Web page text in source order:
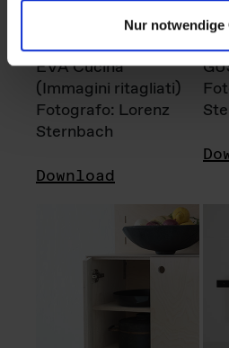
Nur notwendige
EVA Cucina
(Immagini ritagliati)
Fotografo: Lorenz
Sternbach
Download